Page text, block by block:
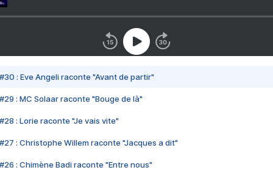
#30 : Eve Angeli raconte "Avant de partir"
#29 : MC Solaar raconte "Bouge de là"
#28 : Lorie raconte "Je vais vite"
#27 : Christophe Willem raconte "Jacques a dit"
#26 : Chimène Badi raconte "Entre nous"